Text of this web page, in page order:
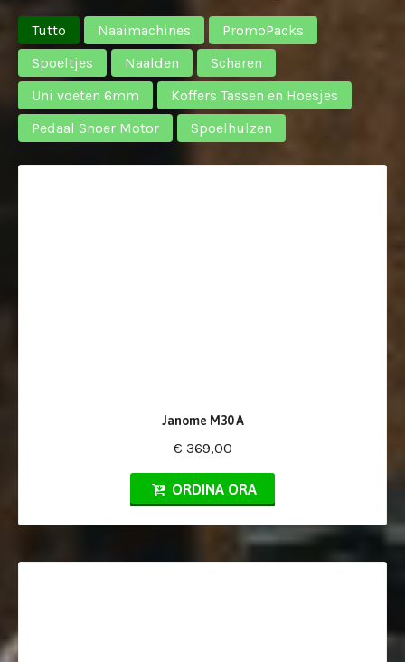
Tutto Naaimachines
PromoPacks
Spoeltjes
Naalden
Scharen
Uni voeten 6mm
Koffers Tassen en Hoesjes
Pedaal Snoer Motor
Spoelhulzen
Janome M30 A
€ 369,00
ORDINA ORA